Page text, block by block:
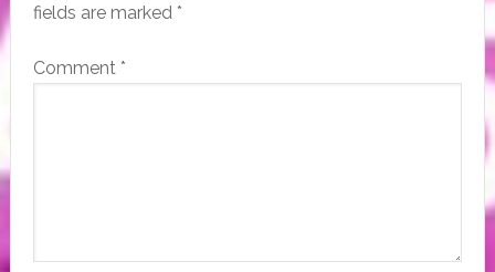
fields are marked *
Comment *